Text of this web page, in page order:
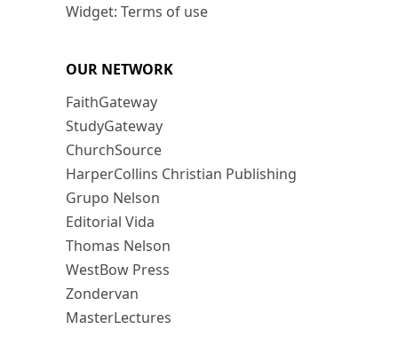
Widget: Terms of use
OUR NETWORK
FaithGateway
StudyGateway
ChurchSource
HarperCollins Christian Publishing
Grupo Nelson
Editorial Vida
Thomas Nelson
WestBow Press
Zondervan
MasterLectures